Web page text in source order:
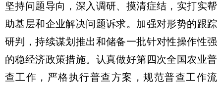
坚持问题导向，深入调研、摸清症结，实打实帮
助基层和企业解决问题诉求。加强对形势的跟踪
研判，持续谋划推出和储备一批针对性操作性强
的稳经济政策措施。认真做好第四次全国农业普
查工作，严格执行普查方案，规范普查工作流